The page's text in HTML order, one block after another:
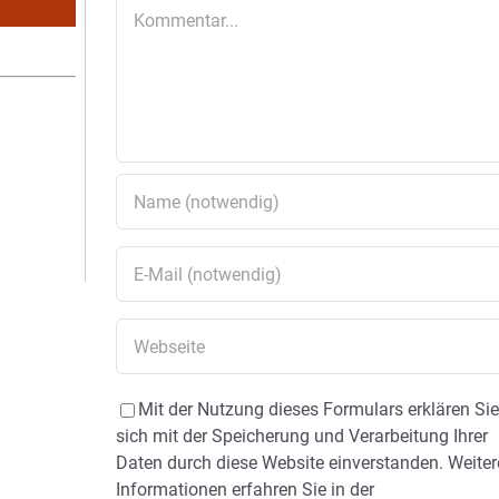
Mit der Nutzung dieses Formulars erklären Sie
sich mit der Speicherung und Verarbeitung Ihrer
Daten durch diese Website einverstanden.
Informationen erfahren Sie in der